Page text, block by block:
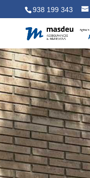
938 199 343